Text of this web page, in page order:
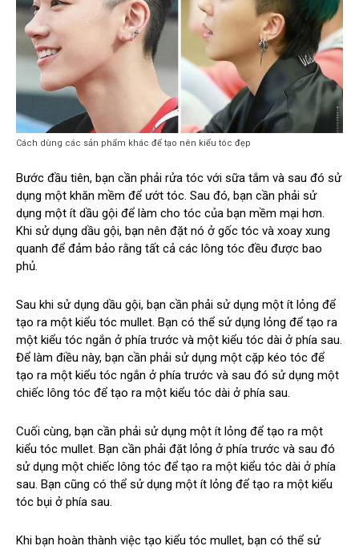
Cách dùng các sản phẩm khác để tạo nên kiểu tóc đẹp
Bước đầu tiên, bạn cần phải rửa tóc với sữa tắm và sau đó sử
dụng một khăn mềm để ướt tóc. Sau đó, bạn cần phải sử
dụng một ít dầu gội để làm cho tóc của bạn mềm mại hơn.
Khi sử dụng dầu gội, bạn nên đặt nó ở gốc tóc và xoay xung
quanh để đảm bảo rằng tất cả các lông tóc đều được bao
phủ.
Sau khi sử dụng dầu gội, bạn cần phải sử dụng một ít lỏng để
tạo ra một kiểu tóc mullet. Bạn có thể sử dụng lỏng để tạo ra
một kiểu tóc ngắn ở phía trước và một kiểu tóc dài ở phía sau.
Để làm điều này, bạn cần phải sử dụng một cặp kéo tóc để
tạo ra một kiểu tóc ngắn ở phía trước và sau đó sử dụng một
chiếc lông tóc để tạo ra một kiểu tóc dài ở phía sau.
Cuối cùng, bạn cần phải sử dụng một ít lỏng để tạo ra một
kiểu tóc mullet. Bạn cần phải đặt lỏng ở phía trước và sau đó
sử dụng một chiếc lông tóc để tạo ra một kiểu tóc dài ở phía
sau. Bạn cũng có thể sử dụng một ít lỏng để tạo ra một kiểu
tóc bụi ở phía sau.
Khi bạn hoàn thành việc tạo kiểu tóc mullet, bạn có thể sử